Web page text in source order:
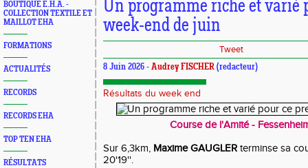
BOUTIQUE E.H.A. -
COLLECTION TEXTILE ET
MAILLOT EHA
FORMATIONS
ACTUALITÉS
RECORDS
RECORDS EHA
TOP TEN EHA
RÉSULTATS
Un programme riche et varié
week-end de juin
Tweet
8 Juin 2026 - Audrey FISCHER (redacteur)
Résultats du week end
Course de l'Amité -
Sur 6,3km, Maxime GAUGLER terminse sa
20'19''.